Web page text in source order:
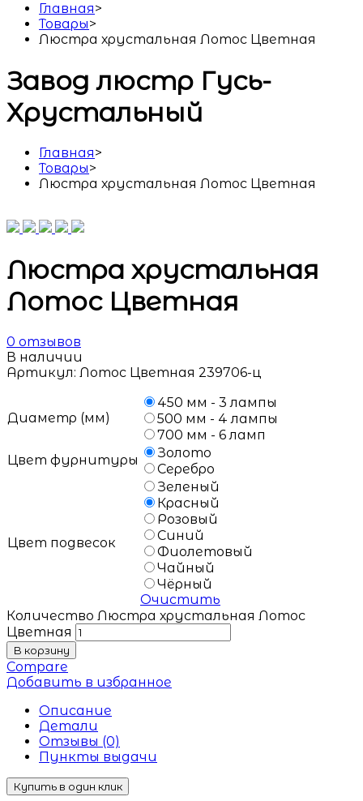
Главная>
Товары>
Люстра хрустальная Лотос Цветная
Завод люстр Гусь-
Хрустальный
Главная>
Товары>
Люстра хрустальная Лотос Цветная
Люстра хрустальная
Лотос Цветная
0 отзывов
В наличии
Артикул: Лотос Цветная 239706-ц
Диаметр (мм)
450 мм - 3 лампы
500 мм - 4 лампы
700 мм - 6 ламп
Цвет фурнитуры
Золото
Серебро
Цвет подвесок
Зеленый
Красный
Розовый
Синий
Фиолетовый
Чайный
Чёрный
Очистить
Количество Люстра хрустальная Лотос
Цветная
В корзину
Compare
Добавить в избранное
Описание
Детали
Отзывы (0)
Пункты выдачи
Купить в один клик